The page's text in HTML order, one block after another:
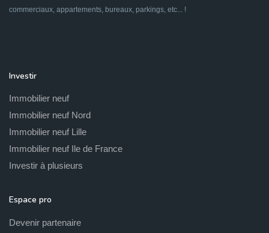
commerciaux, appartements, bureaux, parkings, etc... !
Investir
Immobilier neuf
Immobilier neuf Nord
Immobilier neuf Lille
Immobilier neuf Ile de France
Investir à plusieurs
Espace pro
Devenir partenaire